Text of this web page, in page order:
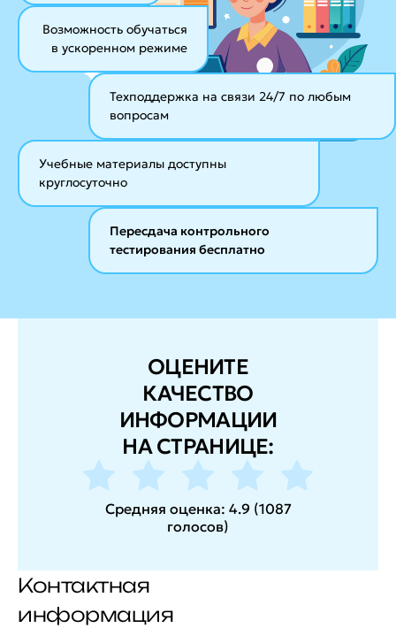
Возможность обучаться
в ускоренном режиме
Техподдержка на связи 24/7 по любым
вопросам
Учебные материалы доступны
круглосуточно
Пересдача контрольного
тестирования бесплатно
ОЦЕНИТЕ
КАЧЕСТВО
ИНФОРМАЦИИ
НА СТРАНИЦЕ:
Средняя оценка: 4.9 (1087
голосов)
Контактная
информация